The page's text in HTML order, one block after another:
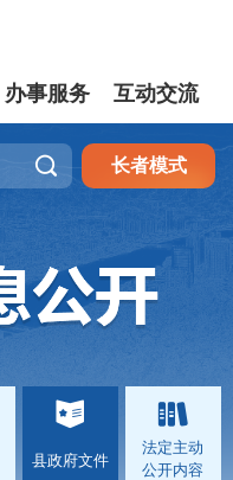
办事服务 互动交流
 长者模式
县政府文件
法定主动
公开内容